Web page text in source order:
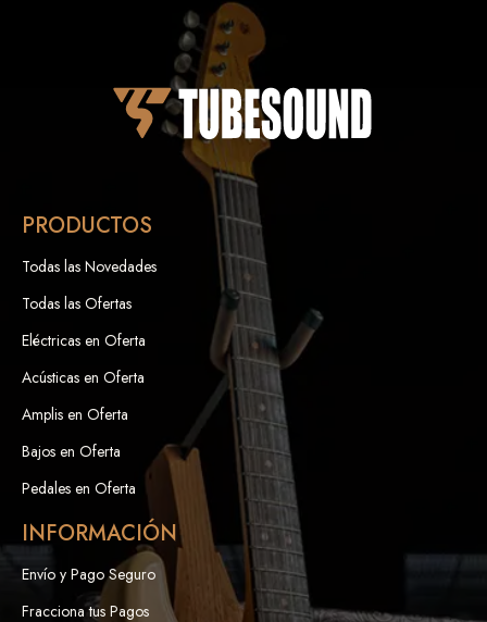
PRODUCTOS
Todas las Novedades
Todas las Ofertas
Eléctricas en Oferta
Acústicas en Oferta
Amplis en Oferta
Bajos en Oferta
Pedales en Oferta
INFORMACIÓN
Envío y Pago Seguro
Fracciona tus Pagos